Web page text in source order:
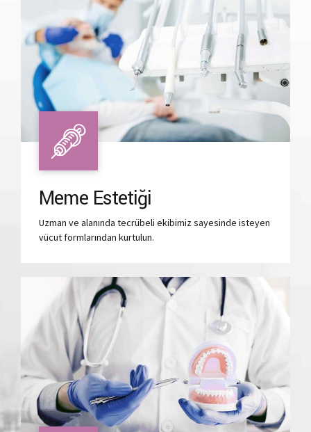
Meme Estetiği
Uzman ve alanında tecrübeli ekibimiz sayesinde isteyen
vücut formlarından kurtulun.